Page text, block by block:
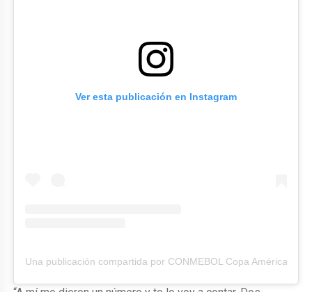
Ver esta publicación en Instagram
Una publicación compartida por CONMEBOL Copa América™️